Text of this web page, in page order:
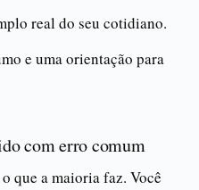
real do seu cotidiano.
e uma orientação para
com erro comum
que a maioria faz. Você